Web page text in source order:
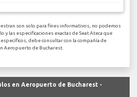
son solo para fines informativos, no podemos
y las especificaciones exactas de Seat Ateca que
debe consultar con la compañía de
Aeropuerto de Bucharest.
en Aeropuerto de Bucharest -